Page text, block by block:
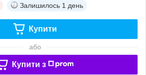
Залишилось 1 день
Купити
або
Купити з